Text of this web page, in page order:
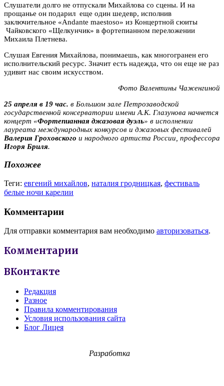
Слушатели долго не отпускали Михайлова со сцены. И на
прощанье он подарил еще один шедевр, исполнив
заключительное «Andante maestoso» из Концертной сюиты
Чайковского «Щелкунчик» в фортепианном переложении
Михаила Плетнева.
Слушая Евгения Михайлова, понимаешь, как многогранен его
исполнительский ресурс. Значит есть надежда, что он еще не раз
удивит нас своим искусством.
Фото Валентины Чаженгиной
25 апреля в 19 час. в Большом зале Петрозаводской
государственной консерватории имени А.К. Глазунова начнется
концерт «Фортепианная джазовая дуэль» в исполнении
лауреата международных конкурсов и джазовых фестивалей
Валерия Гроховского и народного артиста России, профессора
Игоря Бриля.
Похожее
Теги: евгений михайлов, наталия гродницкая, фестиваль
белые ночи карелии
Комментарии
Для отправки комментария вам необходимо авторизоваться.
Комментарии
ВКонтакте
Редакция
Разное
Правила комментирования
Условия использования сайта
Блог Лицея
Разработка